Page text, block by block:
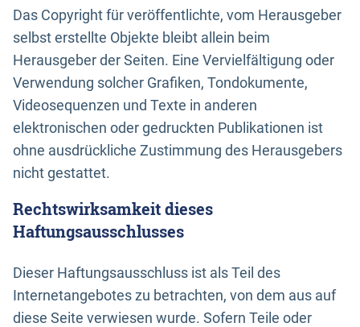
Das Copyright für veröffentlichte, vom Herausgeber
selbst erstellte Objekte bleibt allein beim
Herausgeber der Seiten. Eine Vervielfältigung oder
Verwendung solcher Grafiken, Tondokumente,
Videosequenzen und Texte in anderen
elektronischen oder gedruckten Publikationen ist
ohne ausdrückliche Zustimmung des Herausgebers
nicht gestattet.
Rechtswirksamkeit dieses
Haftungsausschlusses
Dieser Haftungsausschluss ist als Teil des
Internetangebotes zu betrachten, von dem aus auf
diese Seite verwiesen wurde. Sofern Teile oder